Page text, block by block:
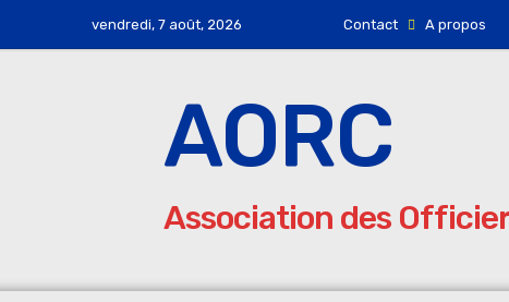
vendredi, 7 août, 2026 Contact A propos
AORC
Association des